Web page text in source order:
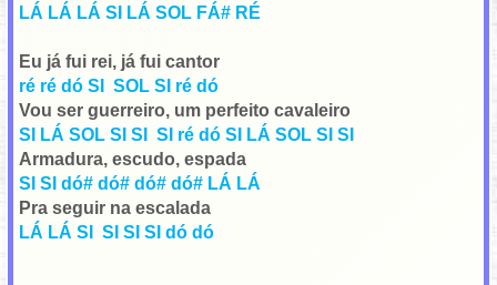
LÁ LÁ LÁ SI LÁ SOL FÁ# RÉ
Eu já fui rei, já fui cantor
ré ré dó SI SOL SI ré dó
Vou ser guerreiro, um perfeito cavaleiro
SI LÁ SOL SI SI SI ré dó SI LÁ SOL SI SI
Armadura, escudo, espada
SI SI dó# dó# dó# dó# LÁ LÁ
Pra seguir na escalada
LÁ LÁ SI SI SI SI dó dó